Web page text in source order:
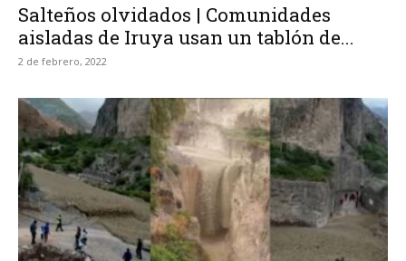
Salteños olvidados | Comunidades
aisladas de Iruya usan un tablón de...
2 de febrero, 2022